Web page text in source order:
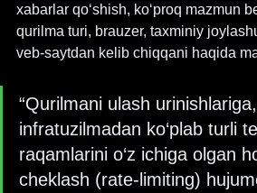
xabarlar qo‘shish, ko‘proq mazmun
qurilma turi, brauzer, taxminiy
veb-saytdan kelib chiqqani haqida
“Qurilmani ulash
infratuzilmadan ko‘plab turli
raqamlarini o‘z ichiga olgan
cheklash (rate-limiting)